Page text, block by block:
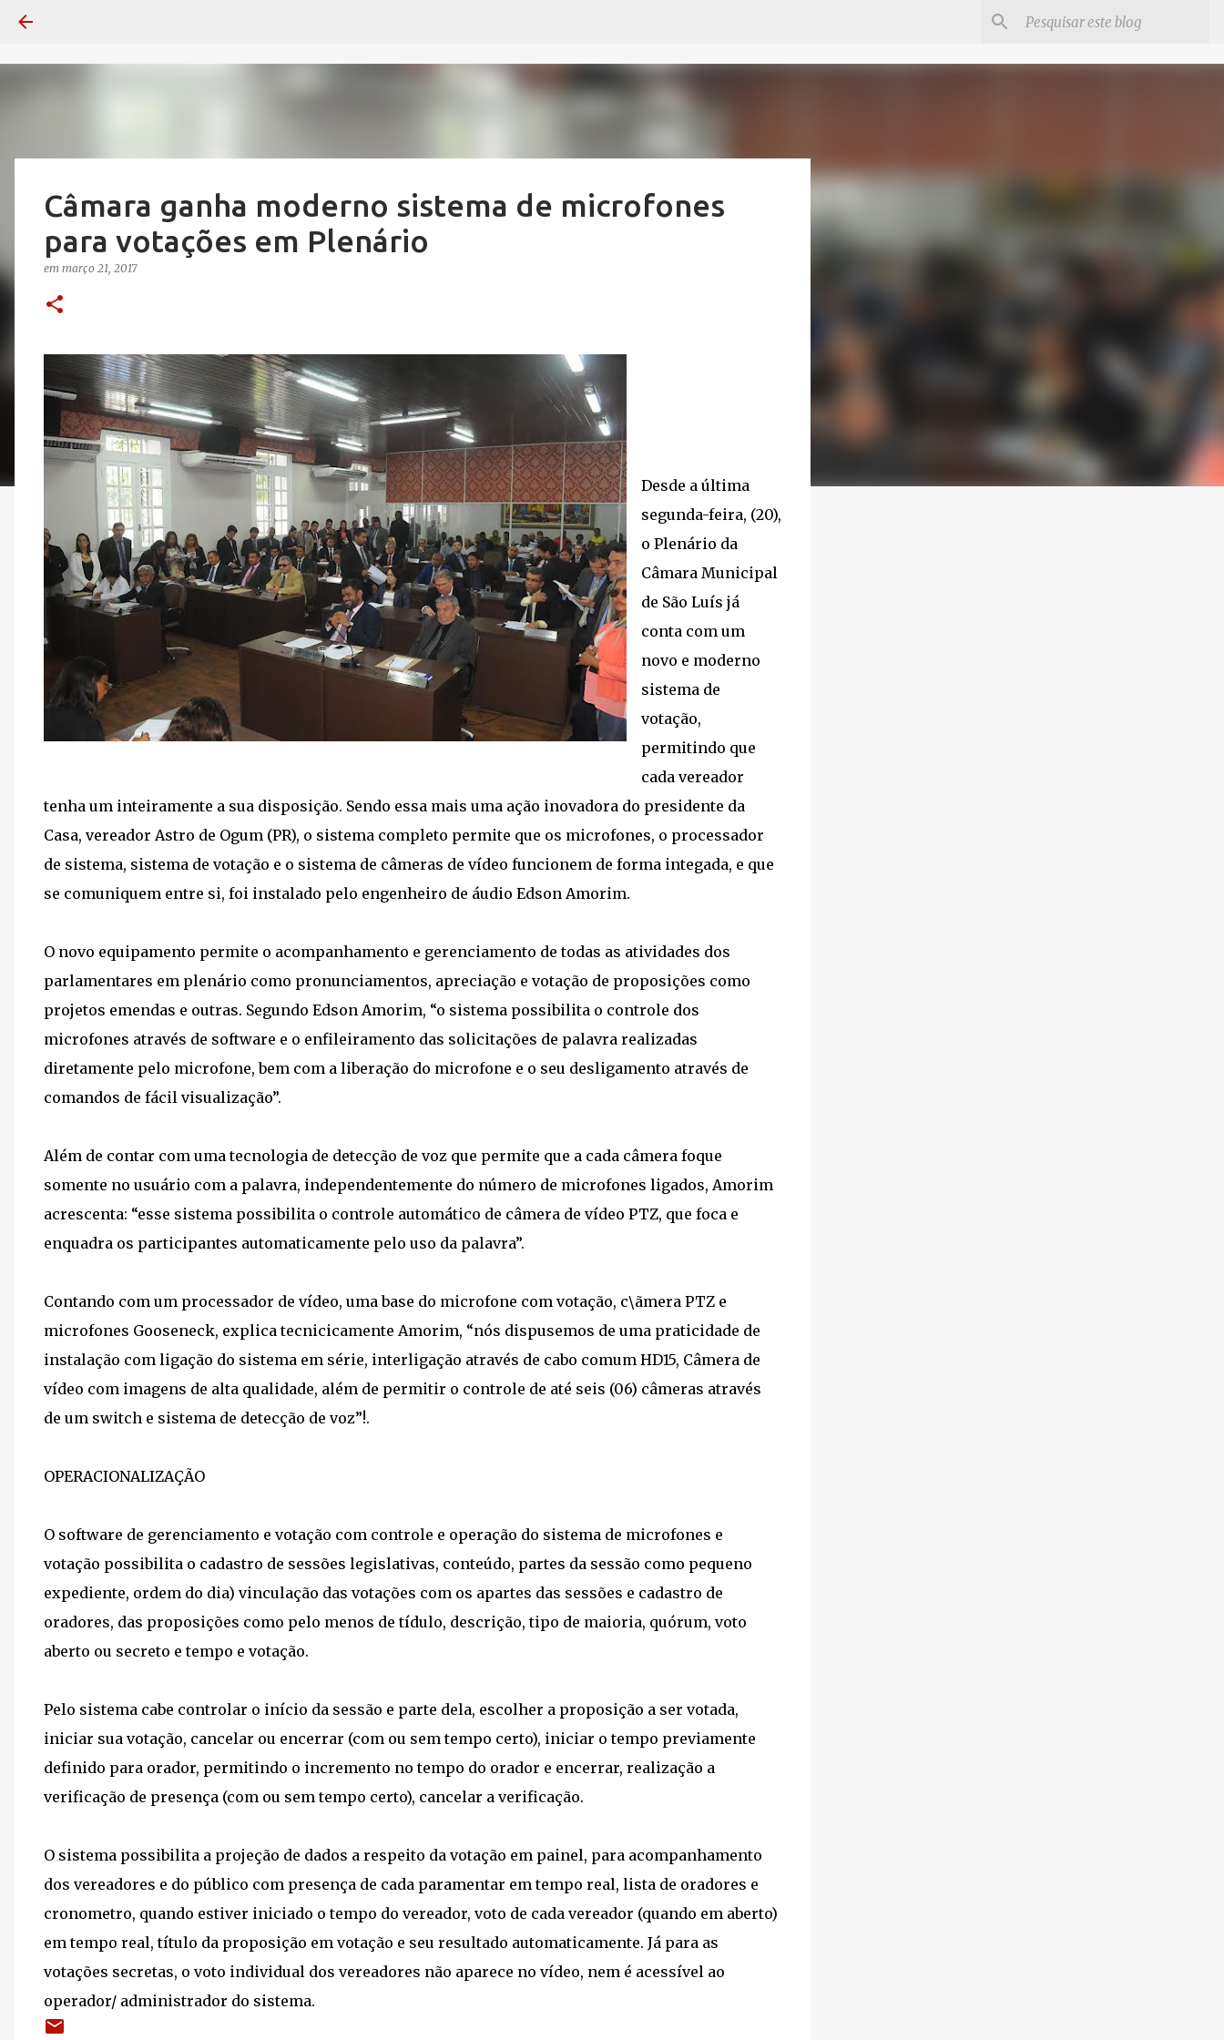
Câmara ganha moderno sistema de microfones
para votações em Plenário
em março 21, 2017
Desde a última
segunda-feira, (20),
o Plenário da
Câmara Municipal
de São Luís já
conta com um
novo e moderno
sistema de
votação,
permitindo que
cada vereador
tenha um inteiramente a sua disposição. Sendo essa mais uma ação inovadora do presidente da
Casa, vereador Astro de Ogum (PR), o sistema completo permite que os microfones, o processador
de sistema, sistema de votação e o sistema de câmeras de vídeo funcionem de forma integada, e que
se comuniquem entre si, foi instalado pelo engenheiro de áudio Edson Amorim.
O novo equipamento permite o acompanhamento e gerenciamento de todas as atividades dos
parlamentares em plenário como pronunciamentos, apreciação e votação de proposições como
projetos emendas e outras. Segundo Edson Amorim, “o sistema possibilita o controle dos
microfones através de software e o enfileiramento das solicitações de palavra realizadas
diretamente pelo microfone, bem com a liberação do microfone e o seu desligamento através de
comandos de fácil visualização”.
Além de contar com uma tecnologia de detecção de voz que permite que a cada câmera foque
somente no usuário com a palavra, independentemente do número de microfones ligados, Amorim
acrescenta: “esse sistema possibilita o controle automático de câmera de vídeo PTZ, que foca e
enquadra os participantes automaticamente pelo uso da palavra”.
Contando com um processador de vídeo, uma base do microfone com votação, c\ãmera PTZ e
microfones Gooseneck, explica tecnicicamente Amorim, “nós dispusemos de uma praticidade de
instalação com ligação do sistema em série, interligação através de cabo comum HD15, Câmera de
vídeo com imagens de alta qualidade, além de permitir o controle de até seis (06) câmeras através
de um switch e sistema de detecção de voz”!.
OPERACIONALIZAÇÃO
O software de gerenciamento e votação com controle e operação do sistema de microfones e
votação possibilita o cadastro de sessões legislativas, conteúdo, partes da sessão como pequeno
expediente, ordem do dia) vinculação das votações com os apartes das sessões e cadastro de
oradores, das proposições como pelo menos de tídulo, descrição, tipo de maioria, quórum, voto
aberto ou secreto e tempo e votação.
Pelo sistema cabe controlar o início da sessão e parte dela, escolher a proposição a ser votada,
iniciar sua votação, cancelar ou encerrar (com ou sem tempo certo), iniciar o tempo previamente
definido para orador, permitindo o incremento no tempo do orador e encerrar, realização a
verificação de presença (com ou sem tempo certo), cancelar a verificação.
O sistema possibilita a projeção de dados a respeito da votação em painel, para acompanhamento
dos vereadores e do público com presença de cada paramentar em tempo real, lista de oradores e
cronometro, quando estiver iniciado o tempo do vereador, voto de cada vereador (quando em aberto)
em tempo real, título da proposição em votação e seu resultado automaticamente. Já para as
votações secretas, o voto individual dos vereadores não aparece no vídeo, nem é acessível ao
operador/ administrador do sistema.